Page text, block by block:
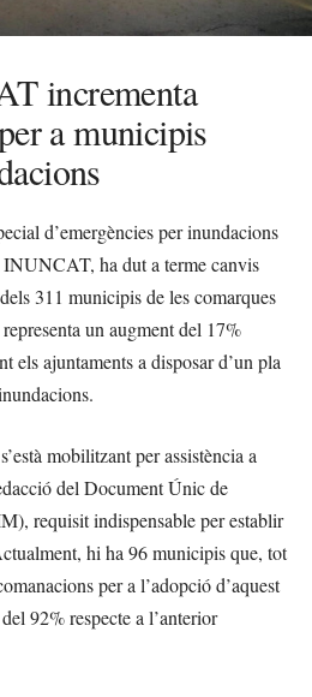
incrementa
a municipis
d’emergències per inundacions
ha dut a terme canvis
311 municipis de les comarques
un augment del 17%
els ajuntaments a disposar d’un pla
mobilitzant per assistència a
del Document Únic de
requisit indispensable per establir
hi ha 96 municipis que, tot
per a l’adopció d’aquest
92% respecte a l’anterior